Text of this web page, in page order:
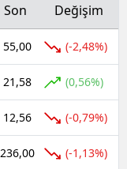
Son Değişim
55,00 (-2,48%)
21,58 (0,56%)
12,56 (-0,79%)
236,00 (-1,13%)